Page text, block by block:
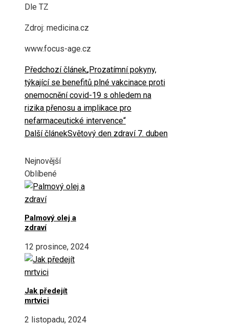
Dle TZ
Zdroj: medicina.cz
www.focus-age.cz
Předchozí článek„Prozatímní pokyny,
týkající se benefitů plné vakcinace proti
onemocnění covid-19 s ohledem na
rizika přenosu a implikace pro
nefarmaceutické intervence“
Další článekSvětový den zdraví 7. duben
Nejnovější
Oblíbené
Palmový olej a
zdraví
12 prosince, 2024
Jak předejít
mrtvici
2 listopadu, 2024